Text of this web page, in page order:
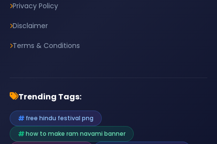
Privacy Policy
Disclaimer
Terms & Conditions
Trending Tags:
free hindu festival png
how to make ram navami banner